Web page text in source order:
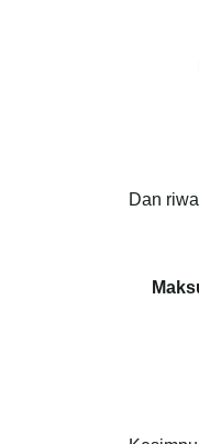
Dan